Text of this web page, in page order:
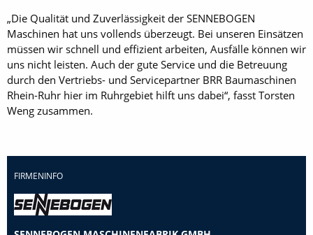
„Die Qualität und Zuverlässigkeit der SENNEBOGEN
Maschinen hat uns vollends überzeugt. Bei unseren Einsätzen
müssen wir schnell und effizient arbeiten, Ausfälle können wir
uns nicht leisten. Auch der gute Service und die Betreuung
durch den Vertriebs- und Servicepartner BRR Baumaschinen
Rhein-Ruhr hier im Ruhrgebiet hilft uns dabei“, fasst Torsten
Weng zusammen.
FIRMENINFO